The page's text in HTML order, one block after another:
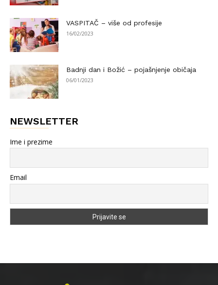
VASPITAČ – više od profesije
16/02/2023
Badnji dan i Božić – pojašnjenje običaja
06/01/2023
NEWSLETTER
Ime i prezime
Email